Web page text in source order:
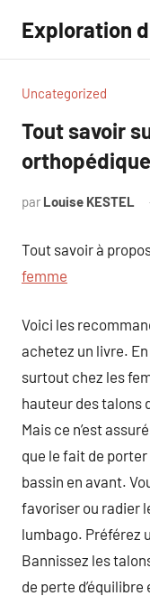
contenu
Exploration
Uncategorized
Tout savoir
par Louise KESTEL
Tout savoir à
femme
Voici les
achetez un livre.
surtout chez les
hauteur des talons
Mais ce n’est
que le fait de
bassin en avant.
favoriser ou radier
lumbago. Préférez
Bannissez les
de perte